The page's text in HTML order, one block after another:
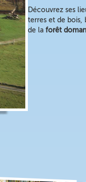
Découvrez ses
terres et de bois,
de la forêt